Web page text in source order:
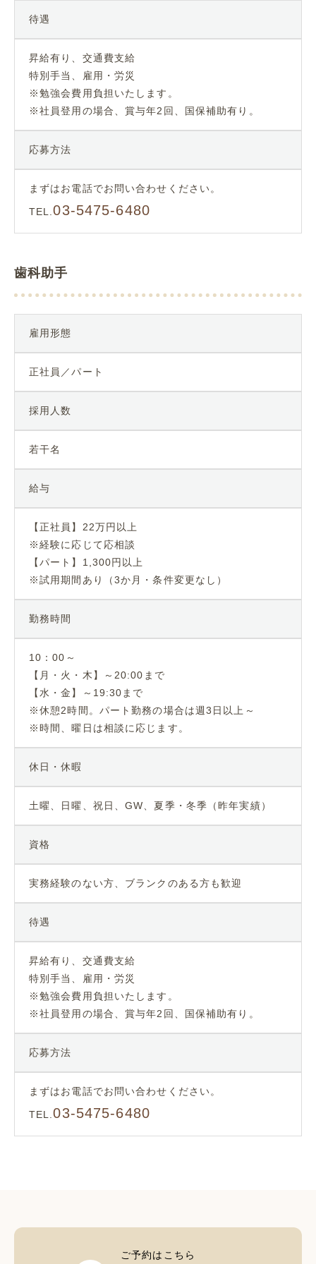
待遇
昇給有り、交通費支給
特別手当、雇用・労災
※勉強会費用負担いたします。
※社員登用の場合、賞与年2回、国保補助有り。
応募方法
まずはお電話でお問い合わせください。
TEL.03-5475-6480
歯科助手
雇用形態
正社員／パート
採用人数
若干名
給与
【正社員】22万円以上
※経験に応じて応相談
【パート】1,300円以上
※試用期間あり（3か月・条件変更なし）
勤務時間
10：00～
【月・火・木】～20:00まで
【水・金】～19:30まで
※休憩2時間。パート勤務の場合は週3日以上～
※時間、曜日は相談に応じます。
休日・休暇
土曜、日曜、祝日、GW、夏季・冬季（昨年実績）
資格
実務経験のない方、ブランクのある方も歓迎
待遇
昇給有り、交通費支給
特別手当、雇用・労災
※勉強会費用負担いたします。
※社員登用の場合、賞与年2回、国保補助有り。
応募方法
まずはお電話でお問い合わせください。
TEL.03-5475-6480
ご予約はこちら